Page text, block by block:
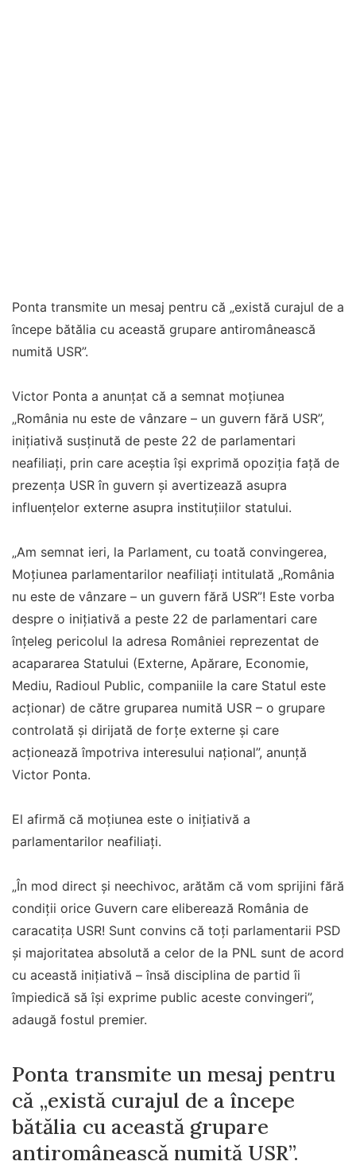
Ponta transmite un mesaj pentru că „există curajul de a
începe bătălia cu această grupare antiromânească
numită USR”.
Victor Ponta a anunțat că a semnat moțiunea
„România nu este de vânzare – un guvern fără USR”,
inițiativă susținută de peste 22 de parlamentari
neafiliați, prin care aceștia își exprimă opoziția față de
prezența USR în guvern și avertizează asupra
influențelor externe asupra instituțiilor statului.
„Am semnat ieri, la Parlament, cu toată convingerea,
Moțiunea parlamentarilor neafiliați intitulată „România
nu este de vânzare – un guvern fără USR”! Este vorba
despre o inițiativă a peste 22 de parlamentari care
înțeleg pericolul la adresa României reprezentat de
acapararea Statului (Externe, Apărare, Economie,
Mediu, Radioul Public, companiile la care Statul este
acționar) de către gruparea numită USR – o grupare
controlată și dirijată de forțe externe și care
acționează împotriva interesului național”, anunță
Victor Ponta.
El afirmă că moțiunea este o inițiativă a
parlamentarilor neafiliați.
„În mod direct și neechivoc, arătăm că vom sprijini fără
condiții orice Guvern care eliberează România de
caracatița USR! Sunt convins că toți parlamentarii PSD
și majoritatea absolută a celor de la PNL sunt de acord
cu această inițiativă – însă disciplina de partid îi
împiedică să își exprime public aceste convingeri”,
adaugă fostul premier.
Ponta transmite un mesaj pentru
că „există curajul de a începe
bătălia cu această grupare
antiromânească numită USR”.